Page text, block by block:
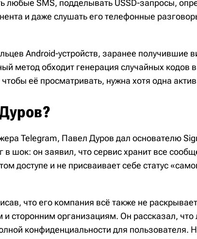
любые SMS, подделывать USSD-запросы,
и даже слушать его телефонные
Android-устройств, заранее получившие
метод обходит генерация случайных кодов
её просматривать, нужна хотя одна
Telegram, Павел Дуров дал основателю
в шок: он заявил, что сервис хранит все
доступе и не присваивает себе статус
что его компания всё также не
и сторонним организациям. Он рассказал,
конфиденциальности для пользователя.